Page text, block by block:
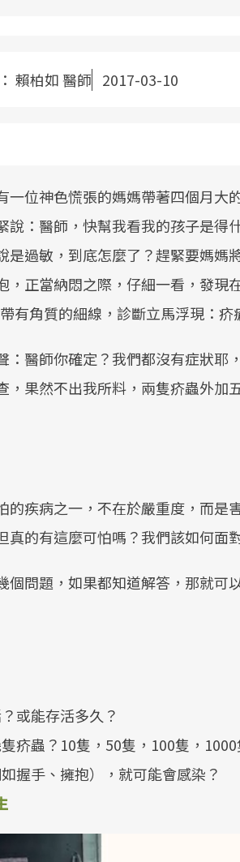
賴柏如 醫師 2017-03-10
一位神色慌張的媽媽帶著四個月大
說：醫師，快幫我看我的孩子是得
是過敏，到底怎麼了？趕緊要媽媽
，正當納悶之際，仔細一看，發現
有角質的細線，診斷立馬浮現：疥
：醫師你確定？我們都沒有症狀耶
果然不出我所料，兩隻疥蟲外加
的疾病之一，不在於嚴重度，而是
的有這麼可怕嗎？我們該如何面
個問題，如果都知道解答，那就可
或能存活多久？
疥蟲？10隻，50隻，100隻，1000
握手、擁抱），就可能會感染？
面對超高齡
政策如「
照3.0」的
療院所的服
狀況、啟動
2025年，就
良醫健康網
建立對亞